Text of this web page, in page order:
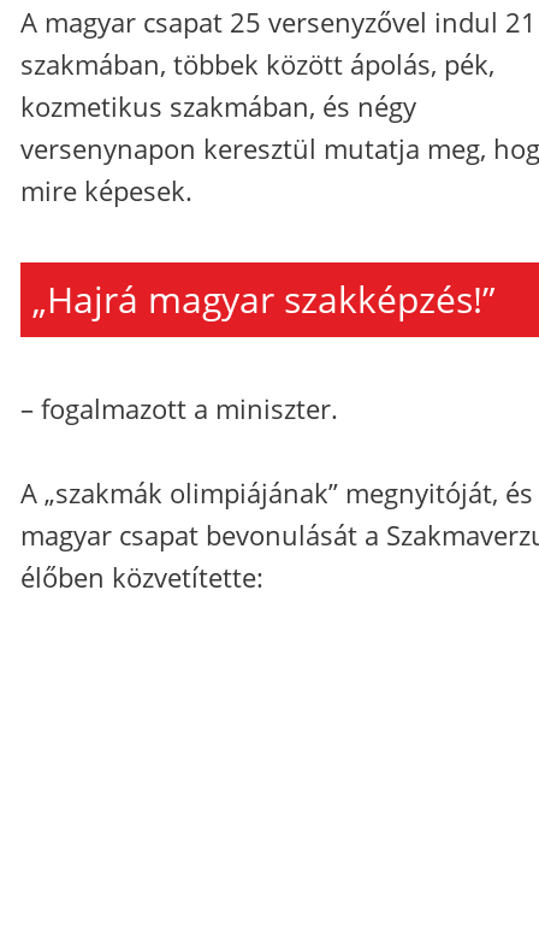
A magyar csapat 25 versenyzővel indul 21
szakmában, többek között ápolás, pék,
kozmetikus szakmában, és négy
versenynapon keresztül mutatja meg,
mire képesek.
„Hajrá magyar szakképzés!”
– fogalmazott a miniszter.
A „szakmák olimpiájának” megnyitóját, és
magyar csapat bevonulását a
élőben közvetítette: